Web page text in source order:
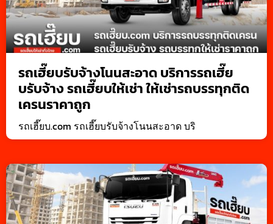
รถเฮี๊ยบรับจ้างโนนสะอาด บริการรถเฮี๊ย
บรับจ้าง รถเฮี๊ยบให้เช่า ให้เช่ารถบรรทุกติด
เครนราคาถูก
รถเฮี๊ยบ.com รถเฮี๊ยบรับจ้างโนนสะอาด บริ